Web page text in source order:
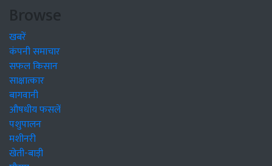
Browse
खबरें
कंपनी समाचार
सफल किसान
साक्षात्कार
बागवानी
औषधीय फसलें
पशुपालन
मशीनरी
खेती-बाड़ी